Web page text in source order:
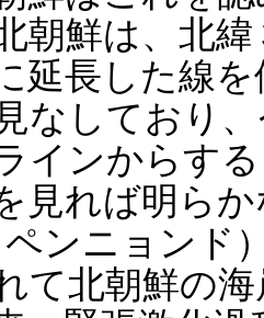
朝鮮は、北緯
延長した線を
なしており
インからす
見れば明ら
ペンニョンド
て北朝鮮の